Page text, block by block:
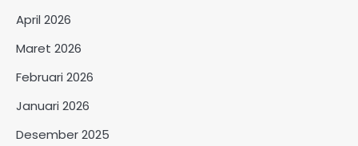
April 2026
Maret 2026
Februari 2026
Januari 2026
Desember 2025